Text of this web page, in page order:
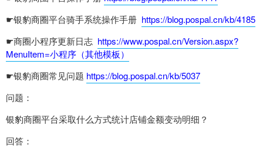
☛银豹商圈平台骑手系统操作手册 https://blog.pospal.cn/kb/4185
☛商圈小程序更新日志 https://www.pospal.cn/Version.aspx?
MenuItem=小程序（其他模板）
☛银豹商圈常见问题 https://blog.pospal.cn/kb/5037
问题：
银豹商圈平台采取什么方式统计店铺金额变动明细？
回答：